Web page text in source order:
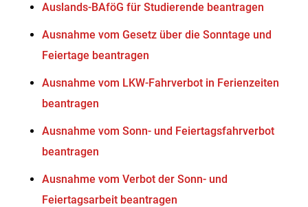
Auslands-BAföG für Studierende beantragen
Ausnahme vom Gesetz über die Sonntage und
Feiertage beantragen
Ausnahme vom LKW-Fahrverbot in Ferienzeiten
beantragen
Ausnahme vom Sonn- und Feiertagsfahrverbot
beantragen
Ausnahme vom Verbot der Sonn- und
Feiertagsarbeit beantragen